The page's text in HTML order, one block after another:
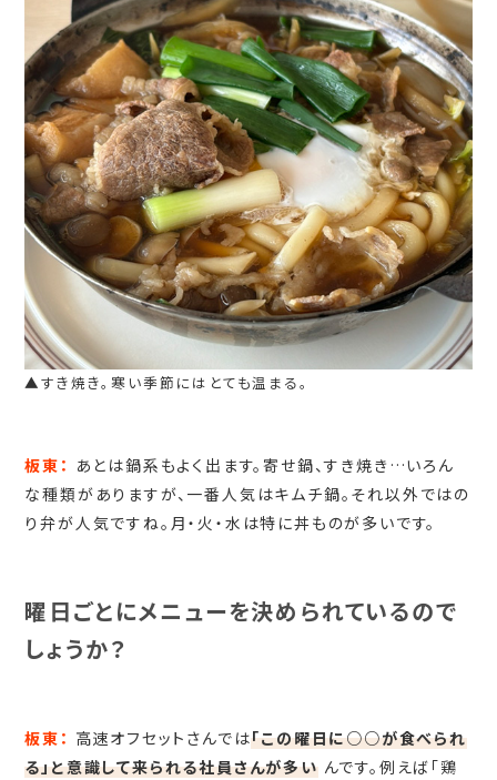
▲すき焼き。寒い季節にはとても温まる。
板東： あとは鍋系もよく出ます。寄せ鍋、すき焼き…いろん
な種類がありますが、一番人気はキムチ鍋。それ以外ではの
り弁が人気ですね。月・火・水は特に丼ものが多いです。
曜日ごとにメニューを決められているので
しょうか？
板東： 高速オフセットさんでは「この曜日に○○が食べられ
る」と意識して来られる社員さんが多いんです。例えば「鶏